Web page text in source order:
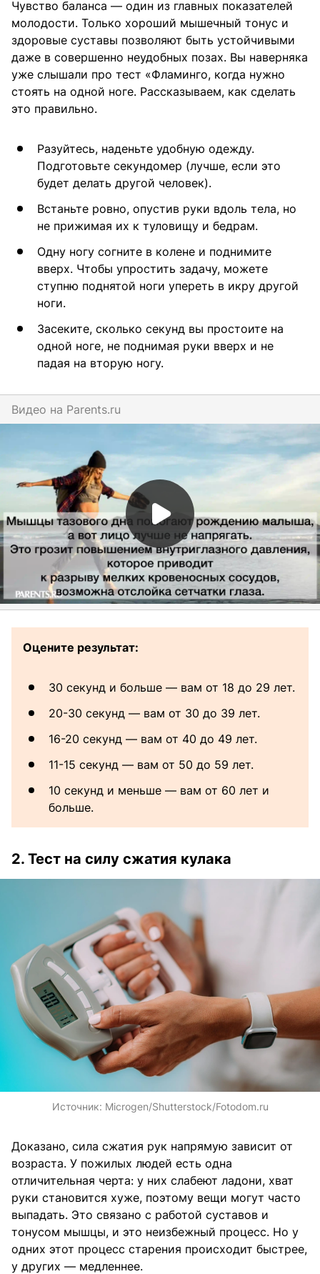
Чувство баланса — один из главных показателей
молодости. Только хороший мышечный тонус и
здоровые суставы позволяют быть устойчивыми
даже в совершенно неудобных позах. Вы наверняка
уже слышали про тест «Фламинго, когда нужно
стоять на одной ноге. Рассказываем, как сделать
это правильно.
Разуйтесь, наденьте удобную одежду.
Подготовьте секундомер (лучше, если это
будет делать другой человек).
Встаньте ровно, опустив руки вдоль тела, но
не прижимая их к туловищу и бедрам.
Одну ногу согните в колене и поднимите
вверх. Чтобы упростить задачу, можете
ступню поднятой ноги упереть в икру другой
ноги.
Засеките, сколько секунд вы простоите на
одной ноге, не поднимая руки вверх и не
падая на вторую ногу.
Видео на parents.ru
Оцените результат:
30 секунд и больше — вам от 18 до 29 лет.
20-30 секунд — вам от 30 до 39 лет.
16-20 секунд — вам от 40 до 49 лет.
11-15 секунд — вам от 50 до 59 лет.
10 секунд и меньше — вам от 60 лет и
больше.
2. Тест на силу сжатия кулака
Источник: Microgen/Shutterstock/Fotodom.ru
Доказано, сила сжатия рук напрямую зависит от
возраста. У пожилых людей есть одна
отличительная черта: у них слабеют ладони, хват
руки становится хуже, поэтому вещи могут часто
выпадать. Это связано с работой суставов и
тонусом мышцы, и это неизбежный процесс. Но у
одних этот процесс старения происходит быстрее,
у других — медленнее.